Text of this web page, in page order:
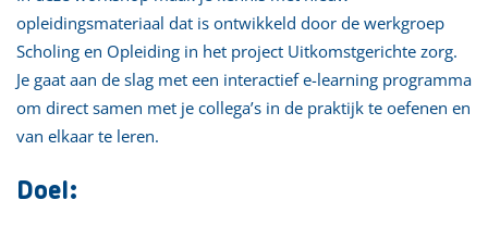
opleidingsmateriaal dat is ontwikkeld door de werkgroep
Scholing en Opleiding in het project Uitkomstgerichte zorg.
Je gaat aan de slag met een interactief e-learning programma
om direct samen met je collega’s in de praktijk te oefenen en
van elkaar te leren.
Doel: